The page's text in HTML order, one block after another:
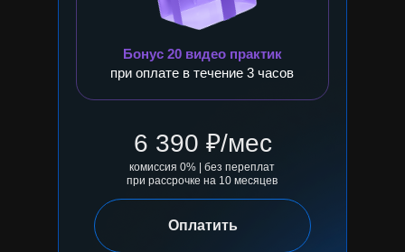
6 390 ₽/мес
комиссия 0% | без переплат
при рассрочке на 10 месяцев
Оплатить
Бонус 20 видео практик
при оплате в течение 3 часов